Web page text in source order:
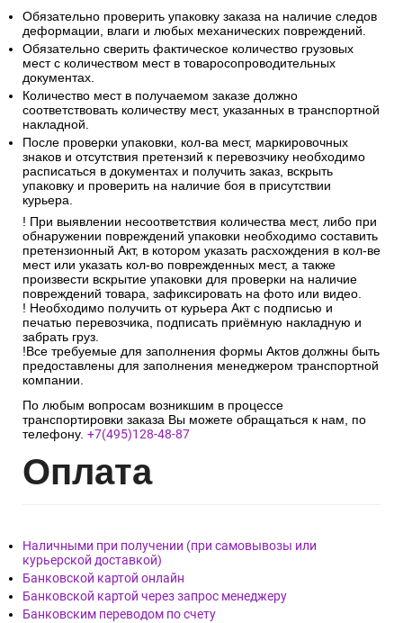
Обязательно проверить упаковку заказа на наличие следов
деформации, влаги и любых механических повреждений.
Обязательно сверить фактическое количество грузовых
мест с количеством мест в товаросопроводительных
документах.
Количество мест в получаемом заказе должно
соответствовать количеству мест, указанных в транспортной
накладной.
После проверки упаковки, кол-ва мест, маркировочных
знаков и отсутствия претензий к перевозчику необходимо
расписаться в документах и получить заказ, вскрыть
упаковку и проверить на наличие боя в присутствии
курьера.
! При выявлении несоответствия количества мест, либо при
обнаружении повреждений упаковки необходимо составить
претензионный Акт, в котором указать расхождения в кол-ве
мест или указать кол-во поврежденных мест, а также
произвести вскрытие упаковки для проверки на наличие
повреждений товара, зафиксировать на фото или видео.
! Необходимо получить от курьера Акт с подписью и
печатью перевозчика, подписать приёмную накладную и
забрать груз.
!Все требуемые для заполнения формы Актов должны быть
предоставлены для заполнения менеджером транспортной
компании.
По любым вопросам возникшим в процессе
транспортировки заказа Вы можете обращаться к нам, по
телефону. +7(495)128-48-87
Оплата
Наличными при получении (при самовывозы или
курьерской доставкой)
Банковской картой онлайн
Банковской картой через запрос менеджеру
Банковским переводом по счету